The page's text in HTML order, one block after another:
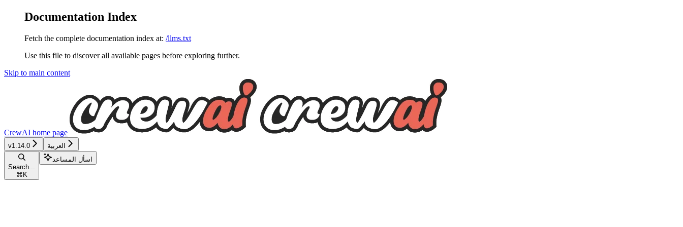
Documentation Index
Fetch the complete documentation index at: /llms.txt
Use this file to discover all available pages before exploring further.
Skip to main content
CrewAI home page
v1.14.0 العربية
Search...
⌘ K
اسأل المساعد